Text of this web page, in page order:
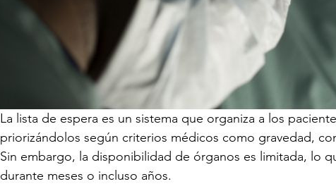
La lista de espera es un sistema que organiza a los
priorizándolos según criterios médicos como gravedad,
Sin embargo, la disponibilidad de órganos es limitada, lo
durante meses o incluso años.